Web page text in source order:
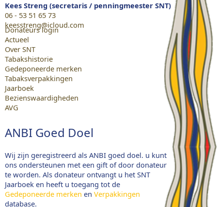
Kees Streng (secretaris / penningmeester SNT)
06 - 53 51 65 73
keesstreng@icloud.com
Donateurs login
Actueel
Over SNT
Tabakshistorie
Gedeponeerde merken
Tabaksverpakkingen
Jaarboek
Bezienswaardigheden
AVG
ANBI Goed Doel
Wij zijn geregistreerd als ANBI goed doel. u kunt
ons ondersteunen met een gift of door donateur
te worden. Als donateur ontvangt u het SNT
Jaarboek en heeft u toegang tot de
Gedeponeerde merken en Verpakkingen
database.